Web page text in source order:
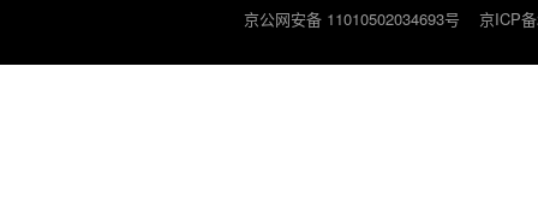
京公网安备 11010502034693号
京ICP